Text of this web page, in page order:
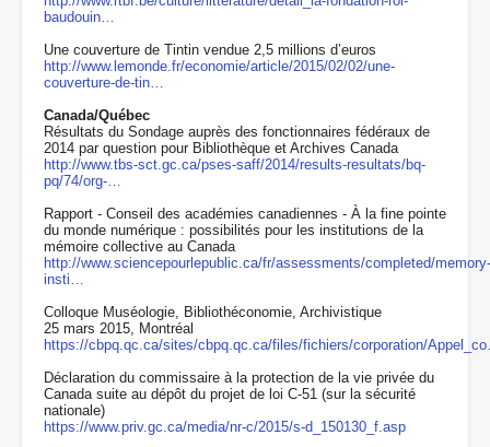
baudouin…
Une couverture de Tintin vendue 2,5 millions d’euros
http://www.lemonde.fr/economie/article/2015/02/02/une-
couverture-de-tin…
Canada/Québec
Résultats du Sondage auprès des fonctionnaires fédéraux de
2014 par question pour Bibliothèque et Archives Canada
http://www.tbs-sct.gc.ca/pses-saff/2014/results-resultats/bq-
pq/74/org-…
Rapport - Conseil des académies canadiennes - À la fine pointe
du monde numérique : possibilités pour les institutions de la
mémoire collective au Canada
http://www.sciencepourlepublic.ca/fr/assessments/completed/memory-
insti…
Colloque Muséologie, Bibliothéconomie, Archivistique
25 mars 2015, Montréal
https://cbpq.qc.ca/sites/cbpq.qc.ca/files/fichiers/corporation/
Déclaration du commissaire à la protection de la vie privée du
Canada suite au dépôt du projet de loi C-51 (sur la sécurité
nationale)
https://www.priv.gc.ca/media/nr-c/2015/s-d_150130_f.asp